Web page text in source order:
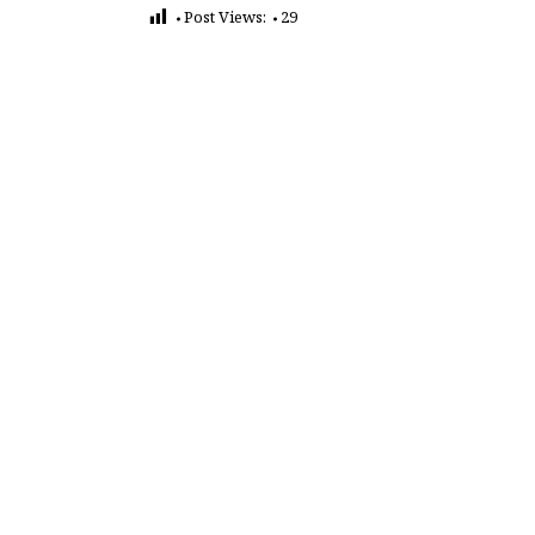
Post Views: 29